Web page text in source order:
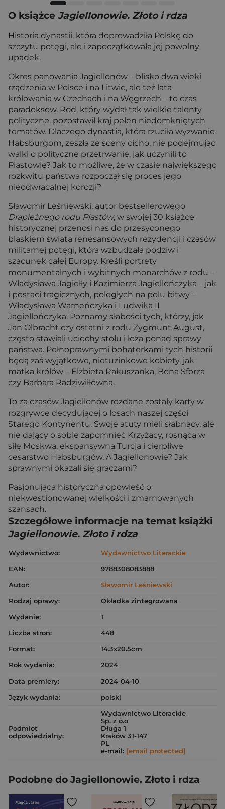
O książce Jagiellonowie. Złoto i rdza
Historia dynastii, która doprowadziła Polskę do
szczytu potęgi, ale i zapoczątkowała jej powolny
upadek.
Okres panowania Jagiellonów – blisko dwa wieki
rządzenia w Polsce i na Litwie, ale też lata
królowania w Czechach i na Węgrzech – to czas
paradoksów. Ród, który wydał tak wielkie talenty
polityczne, pozostawił kraj pełen niedomkniętych
tematów. Dlaczego dynastia, która rzuciła wyzwanie
Habsburgom, zeszła ze sceny cicho, nie podejmując
walki o polityczne przetrwanie, jak uczynili to
Piastowie? Jak to możliwe, że w czasie największego
rozkwitu państwa rozpoczął się proces jego
nieodwracalnej korozji?
Sławomir Leśniewski, autor bestsellerowego
Drapieżnego rodu Piastów, w swojej 30 książce
historycznej przenosi nas do przesyconego
blaskiem świata renesansowych rezydencji i czasów
militarnej potęgi, która wzbudzała podziw i
szacunek całej Europy. Kreśli portrety
monumentalnych i wybitnych monarchów z rodu –
Władysława Jagiełły i Kazimierza Jagiellończyka – jak
i postaci tragicznych, poległych na polu bitwy –
Władysława Warneńczyka i Ludwika II
Jagiellończyka. Poznamy słabości tych, którzy, jak
Jan Olbracht czy ostatni z rodu Zygmunt August,
często stawiali uciechy stołu i łoża ponad sprawy
państwa. Pełnoprawnymi bohaterkami tych historii
będą zaś wyjątkowe, nietuzinkowe kobiety, jak
matka królów – Elżbieta Rakuszanka, Bona Sforza
czy Barbara Radziwiłłówna.
To za czasów Jagiellonów rozdane zostały karty w
rozgrywce decydującej o losach naszej części
Starego Kontynentu. Swoje atuty mieli słabnący, ale
nie dający o sobie zapomnieć Krzyżacy, rosnąca w
siłę Moskwa, ekspansywna Turcja i cierpliwe
cesarstwo Habsburgów. A Jagiellonowie? Jak
sprawnymi okazali się graczami?
Pasjonująca historyczna opowieść o
niekwestionowanej wielkości i zmarnowanych
szansach.
Szczegółowe informacje na temat książki
Jagiellonowie. Złoto i rdza
Wydawnictwo:
Wydawnictwo Literackie
EAN:
9788308083888
Autor:
Sławomir Leśniewski
Rodzaj oprawy:
Okładka zintegrowana
Wydanie:
1
Liczba stron:
448
Format:
14.3x20.5cm
Rok wydania:
2024
Data premiery:
2024-04-10
Język wydania:
polski
Podmiot
odpowiedzialny:
Wydawnictwo Literackie
Sp. z o.o
Długa 1
Kraków 31-147
PL
e-mail: [email protected]
Podobne do Jagiellonowie. Złoto i rdza